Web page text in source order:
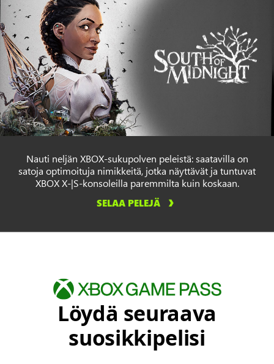
Nauti neljän XBOX-sukupolven peleistä: saatavilla on
satoja optimoituja nimikkeitä, jotka näyttävät ja tuntuvat
XBOX X-|S-konsoleilla paremmilta kuin koskaan.
SELAA PELEJÄ
Löydä seuraava
suosikkipelisi